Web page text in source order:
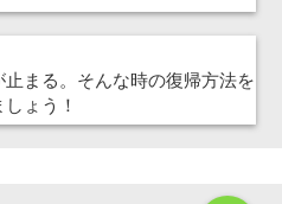
止まる。そんな時の復帰方法を
ょう！